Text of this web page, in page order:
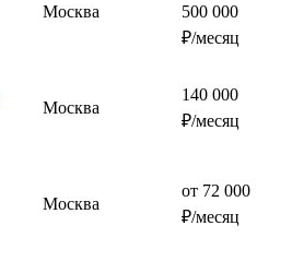
Москва
500 000
₽/месяц
Москва
140 000
₽/месяц
Москва
от 72 000
₽/месяц